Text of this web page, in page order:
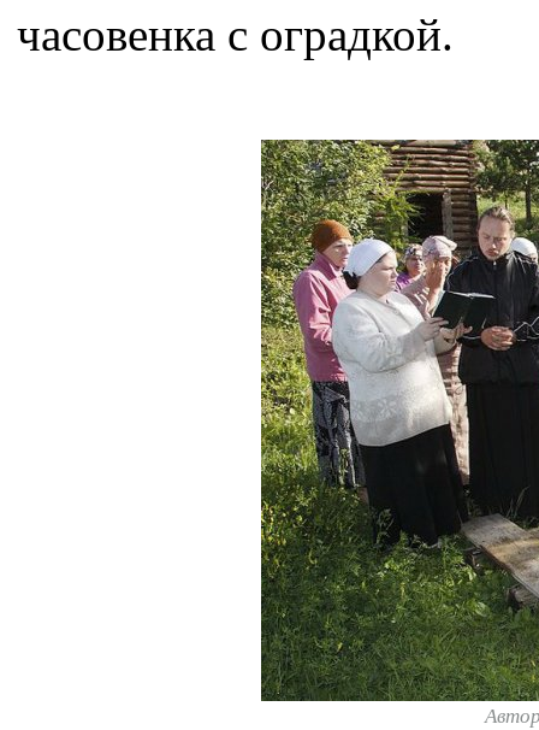
часовенка с оградкой.